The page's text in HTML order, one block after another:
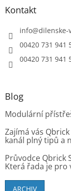
Kontakt
info@dilenske-
00420 731 941
00420 731 941
Blog
Modulární
Zajímá vás
kanál plný tipů a
Průvodce Qbrick
Která řada je pro
ARCHIV